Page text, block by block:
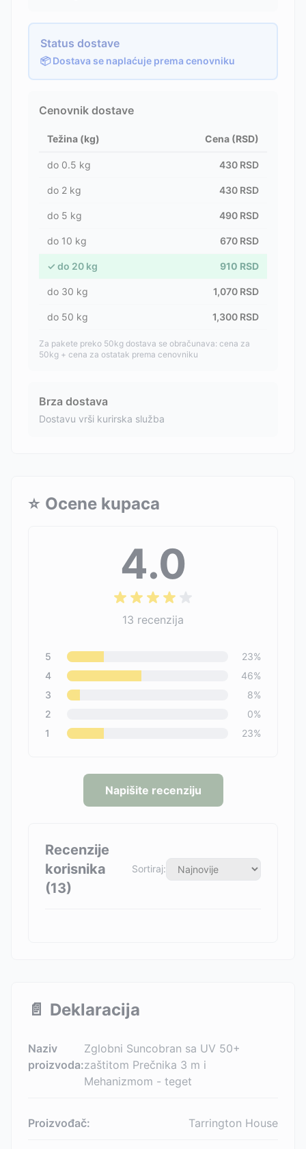
Status dostave
📦 Dostava se naplaćuje prema cenovniku
Cenovnik dostave
Težina (kg) Cena (RSD)
do 0.5 kg 430 RSD
do 2 kg 430 RSD
do 5 kg 490 RSD
do 10 kg 670 RSD
✓ do 20 kg 910 RSD
do 30 kg 1,070 RSD
do 50 kg 1,300 RSD
Za pakete preko 50kg dostava se obračunava: cena za
50kg + cena za ostatak prema cenovniku
Brza dostava
Dostavu vrši kurirska služba
⭐ Ocene kupaca
4.0
13 recenzija
5 23%
4
46%
3
8%
2
0%
1
23%
Napišite recenziju
Recenzije
korisnika
(13)
Sortiraj:
📄 Deklaracija
Naziv
proizvoda:
Zglobni Suncobran sa UV 50+
zaštitom Prečnika 3 m i
Mehanizmom - teget
Proizvođač: Tarrington House